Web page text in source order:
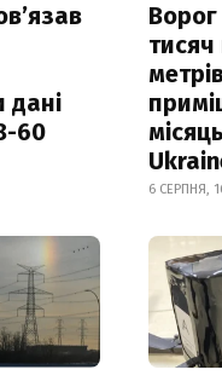
дані
60
6 СЕРПНЯ,